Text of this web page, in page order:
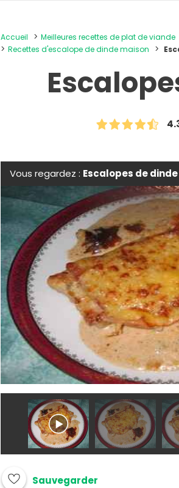
Accueil Meilleures recettes de plat de viande
Recettes d'escalope de dinde maison
Vous regardez : Escalopes de
Sauvegarder